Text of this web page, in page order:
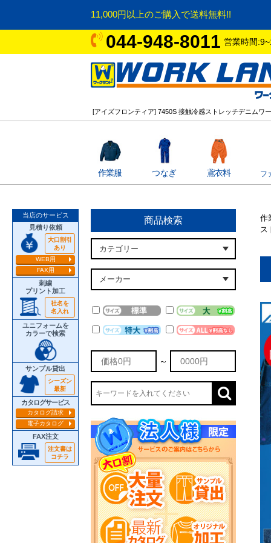
11,000円以上のご購入で送料無料!!
044-948-8011 営業時間
[アイズフロンティア] 7450S 接触冷感ストレッチデニムワ
作業服 つなぎ 鳶衣料 フ
当店のサービス
見積り依頼
大口割引
あり
WEB用
FAX用
刺繍
プリント加工
社名を
名入れ
ユニフォームを
カラーで検索
サンプル貸出
シーズン
最新
カタログサービス
カタログ請求
電子カタログ
FAX注文
注文書は
コチラ
商品検索
～
作
ス